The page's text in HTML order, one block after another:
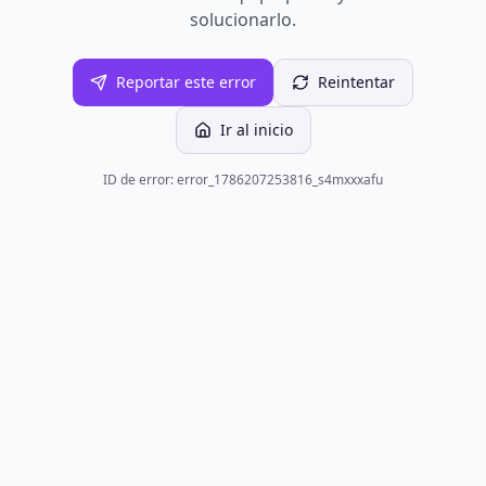
solucionarlo.
Reportar este error Reintentar
Ir al inicio
ID de error: error_1786207253816_s4mxxxafu